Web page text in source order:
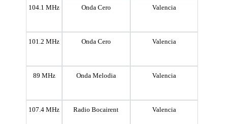
104.1 MHz Onda Cero Valencia
101.2 MHz Onda Cero Valencia
89 MHz Onda Melodia Valencia
107.4 MHz Radio Bocairent Valencia